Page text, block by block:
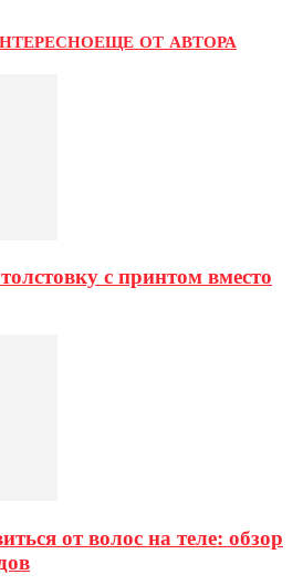
ЕЩЕ ОТ АВТОРА
с принтом вместо
от волос на теле: обзор